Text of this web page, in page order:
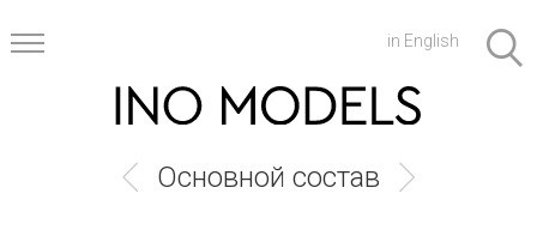
in English
Основной состав